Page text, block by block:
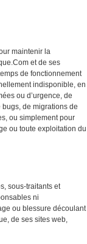
maintenir la
et de ses
de fonctionnement
indisponible, en
ou d’urgence, de
de migrations de
ou simplement pour
ou toute exploitation du
sous-traitants et
ni
ou blessure découlant
de ses sites web,